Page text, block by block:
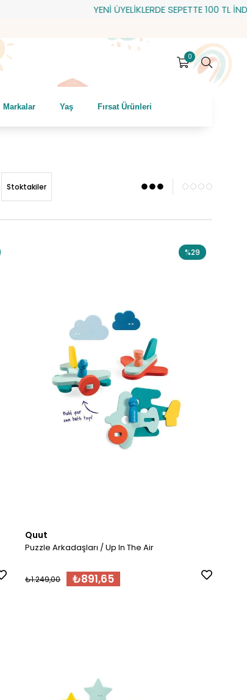
YENİ ÜYELİKLERDE SEPETTE 100 TL İNDİRİM!
0
Markalar Yaş Fırsat Ürünleri
Stoktakiler
Quut
Puzzle Arkadaşları / Up In The Air
₺891,65
₺1.249,00
%29